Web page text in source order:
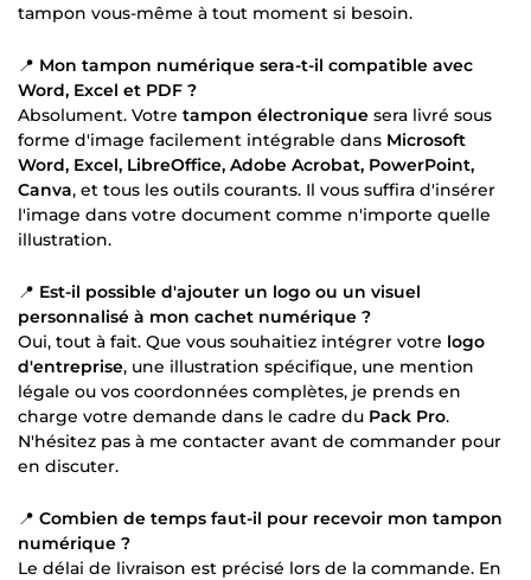
tampon vous-même à tout moment si besoin.
📍 Mon tampon numérique sera-t-il compatible avec
Word, Excel et PDF ?
Absolument. Votre tampon électronique sera livré sous
forme d'image facilement intégrable dans Microsoft
Word, Excel, LibreOffice, Adobe Acrobat, PowerPoint,
Canva, et tous les outils courants. Il vous suffira d'insérer
l'image dans votre document comme n'importe quelle
illustration.
📍 Est-il possible d'ajouter un logo ou un visuel
personnalisé à mon cachet numérique ?
Oui, tout à fait. Que vous souhaitiez intégrer votre logo
d'entreprise, une illustration spécifique, une mention
légale ou vos coordonnées complètes, je prends en
charge votre demande dans le cadre du Pack Pro.
N'hésitez pas à me contacter avant de commander pour
en discuter.
📍 Combien de temps faut-il pour recevoir mon tampon
numérique ?
Le délai de livraison est précisé lors de la commande. En